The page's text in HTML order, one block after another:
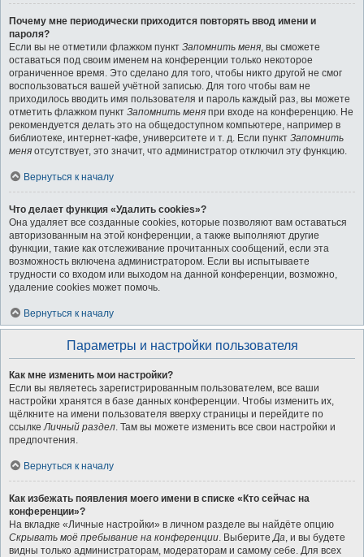
Почему мне периодически приходится повторять ввод имени и
пароля?
Если вы не отметили флажком пункт Запомнить меня, вы сможете
оставаться под своим именем на конференции только некоторое
ограниченное время. Это сделано для того, чтобы никто другой не смог
воспользоваться вашей учётной записью. Для того чтобы вам не
приходилось вводить имя пользователя и пароль каждый раз, вы можете
отметить флажком пункт Запомнить меня при входе на конференцию. Не
рекомендуется делать это на общедоступном компьютере, например в
библиотеке, интернет-кафе, университете и т. д. Если пункт Запомнить
меня отсутствует, это значит, что администратор отключил эту функцию.
Вернуться к началу
Что делает функция «Удалить cookies»?
Она удаляет все созданные cookies, которые позволяют вам оставаться
авторизованным на этой конференции, а также выполняют другие
функции, такие как отслеживание прочитанных сообщений, если эта
возможность включена администратором. Если вы испытываете
трудности со входом или выходом на данной конференции, возможно,
удаление cookies может помочь.
Вернуться к началу
Параметры и настройки пользователя
Как мне изменить мои настройки?
Если вы являетесь зарегистрированным пользователем, все ваши
настройки хранятся в базе данных конференции. Чтобы изменить их,
щёлкните на имени пользователя вверху страницы и перейдите по
ссылкеЛичный раздел. Там вы можете изменить все свои настройки и
предпочтения.
Вернуться к началу
Как избежать появления моего имени в списке «Кто сейчас на
конференции»?
На вкладке «Личные настройки» в личном разделе вы найдёте опцию
Скрывать моё пребывание на конференции. ВыберитеДа, и вы будете
видны только администраторам, модераторам и самому себе. Для всех